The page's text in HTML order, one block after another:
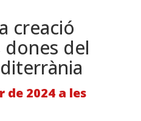
creació
dones del
de 2024 a les